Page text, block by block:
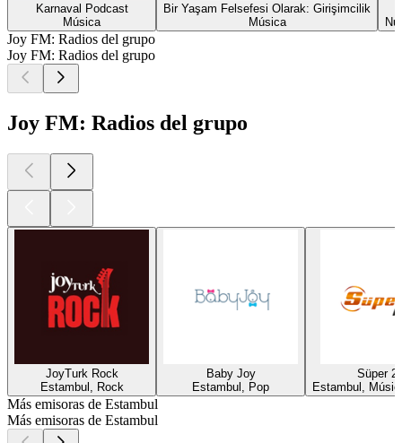
Karnaval Podcast
Música
Bir Yaşam Felsefesi Olarak: Girişimcilik
Música
Joy FM: Radios del grupo
Joy FM: Radios del grupo
Joy FM: Radios del grupo
JoyTurk Rock
Estambul, Rock
Baby Joy
Estambul, Pop
Süper 2
Estambul,
Más emisoras de Estambul
Más emisoras de Estambul